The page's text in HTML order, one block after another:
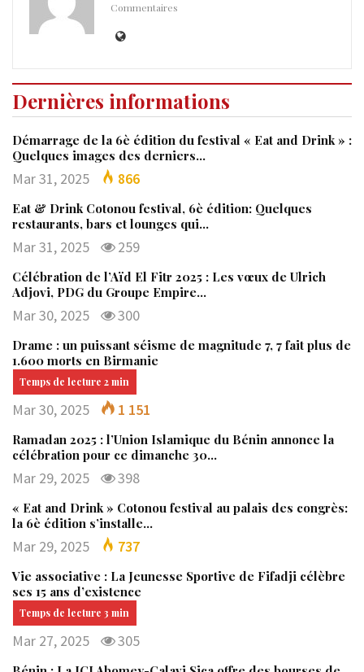
Commentaires
Dernières informations
Démarrage de la 6è édition du festival « Eat and Drink » :
Quelques images des derniers…
Mar 31, 2025 866
Eat & Drink Cotonou festival, 6è édition: Quelques
restaurants, bars et lounges qui…
Mar 31, 2025 259
Célébration de l’Aïd El Fitr 2025 : Les vœux de Ulrich
Adjovi, PDG du Groupe Empire…
Mar 30, 2025 300
Drame : un puissant séisme de magnitude 7, 7 fait plus de
1.600 morts en Birmanie
Mar 30, 2025 1 151
Ramadan 2025 : l’Union Islamique du Bénin annonce la
célébration pour ce dimanche 30…
Mar 29, 2025 398
« Eat and Drink » Cotonou festival au palais des congrès:
la 6è édition s’installe…
Mar 29, 2025 737
Vie associative : La Jeunesse Sportive de Fifadji célèbre
ses 15 ans d’existence
Mar 27, 2025 305